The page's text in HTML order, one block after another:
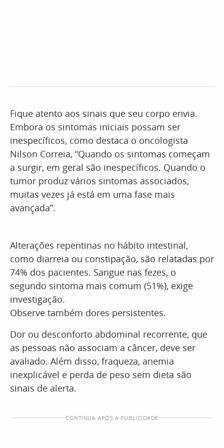
Fique atento aos sinais que seu corpo envia.
Embora os sintomas iniciais possam ser
inespecíficos, como destaca o oncologista
Nilson Correia, “Quando os sintomas começam
a surgir, em geral são inespecíficos. Quando o
tumor produz vários sintomas associados,
muitas vezes já está em uma fase mais
avançada”.
Alterações repentinas no hábito intestinal,
como diarreia ou constipação, são relatadas por
74% dos pacientes. Sangue nas fezes, o
segundo sintoma mais comum (51%), exige
investigação.
Observe também dores persistentes.
Dor ou desconforto abdominal recorrente, que
as pessoas não associam a câncer, deve ser
avaliado. Além disso, fraqueza, anemia
inexplicável e perda de peso sem dieta são
sinais de alerta.
CONTINUA APÓS A PUBLICIDADE